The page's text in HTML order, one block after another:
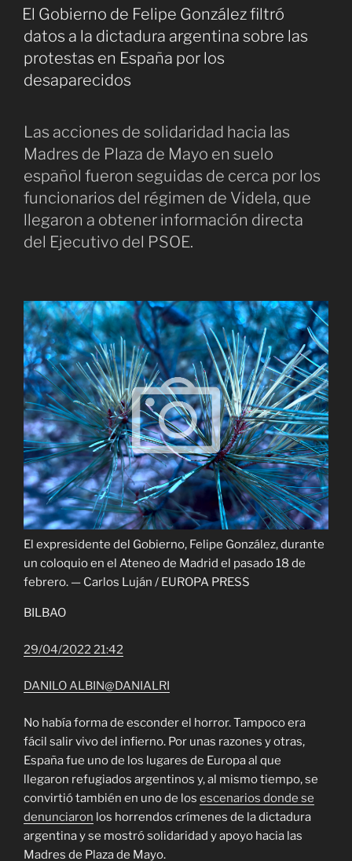
EL
El Gobierno de Felipe González filtró
datos a la dictadura argentina sobre las
protestas en España por los
desaparecidos
Las acciones de solidaridad hacia las
Madres de Plaza de Mayo en suelo
español fueron seguidas de cerca por los
funcionarios del régimen de Videla, que
llegaron a obtener información directa
del Ejecutivo del PSOE.
El expresidente del Gobierno, Felipe González, durante
un coloquio en el Ateneo de Madrid el pasado 18 de
febrero. — Carlos Luján / EUROPA PRESS
BILBAO
29/04/2022 21:42
DANILO ALBIN@DANIALRI
No había forma de esconder el horror. Tampoco era
fácil salir vivo del infierno. Por unas razones y otras,
España fue uno de los lugares de Europa al que
llegaron refugiados argentinos y, al mismo tiempo, se
convirtió también en uno de los escenarios donde se
denunciaron los horrendos crímenes de la dictadura
argentina y se mostró solidaridad y apoyo hacia las
Madres de Plaza de Mayo.